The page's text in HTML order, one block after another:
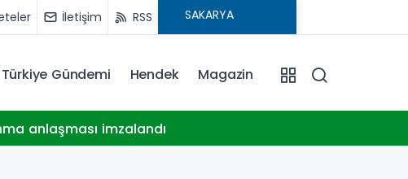
İletişim RSS
Türkiye Gündemi Hendek Magazin
anlaşması imzalandı